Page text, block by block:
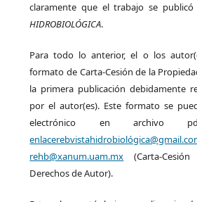
claramente que el trabajo se
HIDROBIOLÓGICA.
Para todo lo anterior, el o los
formato de Carta-Cesión de la
la primera publicación debidamente
por el autor(es). Este formato se
electrónico en archivo
rehb@xanum.uam.mx (Carta-
Derechos de Autor).